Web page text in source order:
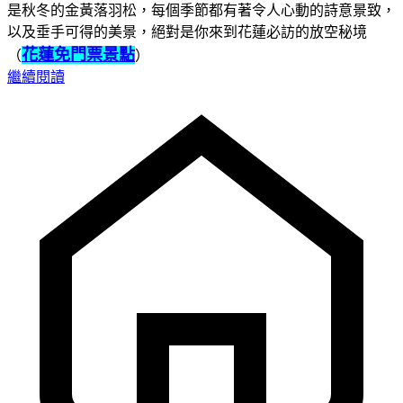
是秋冬的金黃落羽松，每個季節都有著令人心動的詩意景致，
以及垂手可得的美景，絕對是你來到花蓮必訪的放空秘境
（花蓮免門票景點）
繼續閱讀